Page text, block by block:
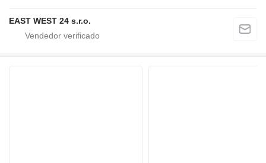
EAST WEST 24 s.r.o.